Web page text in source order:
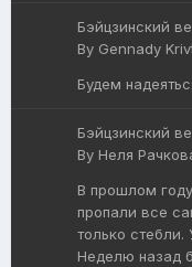
Бэйцзинский
By Gennady
Будем
Бэйцзинский
By Неля
В прошлом
пропали все
только
Неделю назад